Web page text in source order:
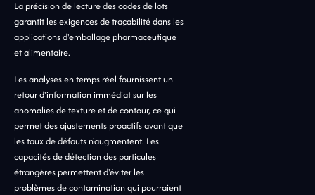
La précision de lecture des codes de lots
garantit les exigences de traçabilité dans les
applications d'emballage pharmaceutique
et alimentaire.
Les analyses en temps réel fournissent un
retour d'information immédiat sur les
anomalies de texture et de contour, ce qui
permet des ajustements proactifs avant que
les taux de défauts n'augmentent. Les
capacités de détection des particules
étrangères permettent d'éviter les
problèmes de contamination qui pourraient